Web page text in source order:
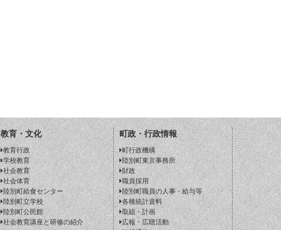
教育・文化
教育行政
学校教育
社会教育
社会体育
陸別町給食センター
陸別町立学校
陸別町公民館
社会教育講座と研修の紹介
町政・行政情報
町行政機構
陸別町東京事務所
財政
職員採用
陸別町職員の人事・給与等
各種統計資料
取組・計画
広報・広聴活動